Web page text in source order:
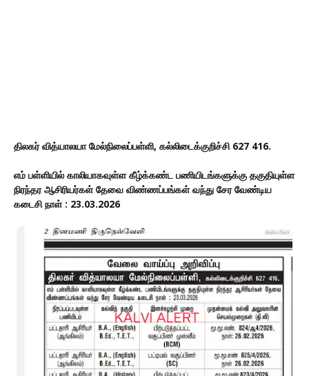
திலகர் வித்யாலயா மேல்நிலைப்பள்ளி, கல்லிடைக்குறிச்சி 627 416.
எம் பள்ளியில் காலியாகவுள்ள கீழ்க்கண்ட பணியிடங்களுக்கு தகுதியுள்ள
நிரந்தர ஆசிரியர்கள் தேவை விண்ணப்பங்கள் வந்து சேர வேண்டிய
கடைசி நாள் : 23.03.2026